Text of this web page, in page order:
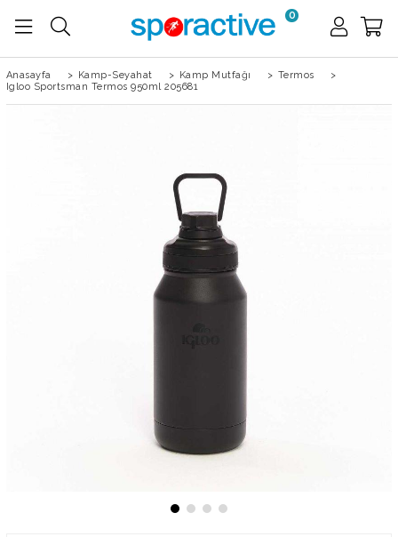
0
Anasayfa > Kamp-Seyahat > Kamp Mutfağı > Termos
>
Igloo Sportsman Termos 950ml 205681